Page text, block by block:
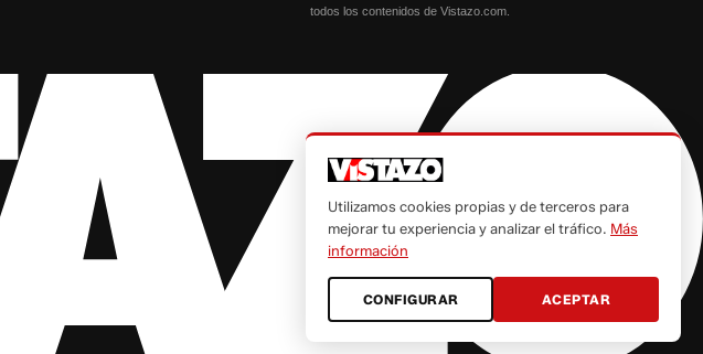
todos los contenidos de Vistazo.com.
Utilizamos cookies propias y de terceros para
mejorar tu experiencia y analizar el tráfico. Más
información
CONFIGURAR ACEPTAR